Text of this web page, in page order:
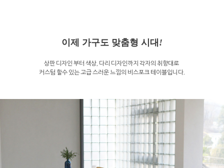
이제 가구도 맞춤형 시대 !
상판 디자인 부터 색상, 다리 디자인까지 각자의 취향대로
커스텀 할수 있는 고급 스러운 느낌의 비스포크 테이블입니다.